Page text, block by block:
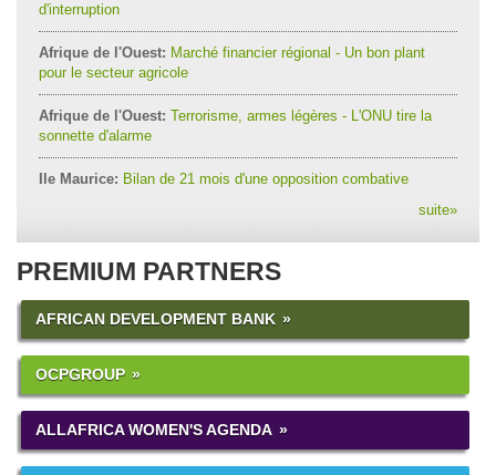
d'interruption
Afrique de l'Ouest: Marché financier régional - Un bon plant
pour le secteur agricole
Afrique de l'Ouest: Terrorisme, armes légères - L'ONU tire la
sonnette d'alarme
Ile Maurice: Bilan de 21 mois d'une opposition combative
suite»
PREMIUM PARTNERS
AFRICAN DEVELOPMENT BANK
OCPGROUP
ALLAFRICA WOMEN'S AGENDA